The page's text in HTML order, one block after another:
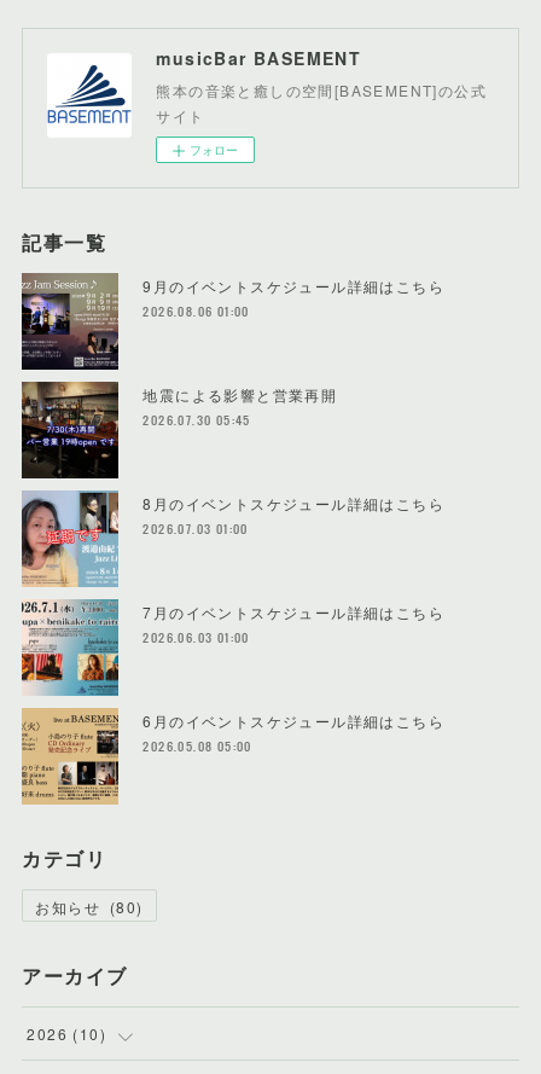
musicBar BASEMENT
熊本の音楽と癒しの空間[BASEMENT]の公式
サイト
フォロー
記事一覧
9月のイベントスケジュール詳細はこちら
2026.08.06 01:00
地震による影響と営業再開
2026.07.30 05:45
8月のイベントスケジュール詳細はこちら
2026.07.03 01:00
7月のイベントスケジュール詳細はこちら
2026.06.03 01:00
6月のイベントスケジュール詳細はこちら
2026.05.08 05:00
カテゴリ
お知らせ (80)
アーカイブ
2026 (10)